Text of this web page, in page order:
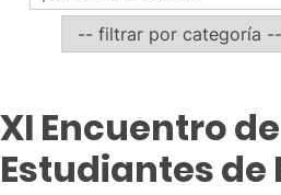
XI Encuentro de
Estudiantes